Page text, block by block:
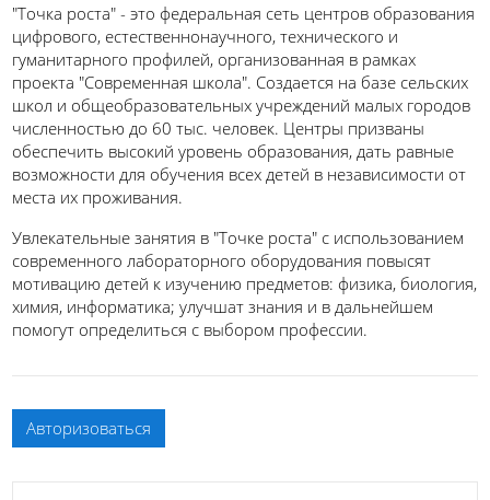
"Точка роста" - это федеральная сеть центров образования
цифрового, естественнонаучного, технического и
гуманитарного профилей, организованная в рамках
проекта "Современная школа". Создается на базе сельских
школ и общеобразовательных учреждений малых городов
численностью до 60 тыс. человек. Центры призваны
обеспечить высокий уровень образования, дать равные
возможности для обучения всех детей в независимости от
места их проживания.
Увлекательные занятия в "Точке роста" с использованием
современного лабораторного оборудования повысят
мотивацию детей к изучению предметов: физика, биология,
химия, информатика; улучшат знания и в дальнейшем
помогут определиться с выбором профессии.
Авторизоваться